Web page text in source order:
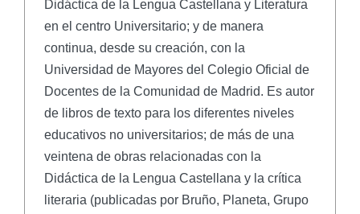
Didáctica de la Lengua Castellana y Literatura
en el centro Universitario; y de manera
continua, desde su creación, con la
Universidad de Mayores del Colegio Oficial de
Docentes de la Comunidad de Madrid. Es autor
de libros de texto para los diferentes niveles
educativos no universitarios; de más de una
veintena de obras relacionadas con la
Didáctica de la Lengua Castellana y la crítica
literaria (publicadas por Bruño, Planeta, Grupo